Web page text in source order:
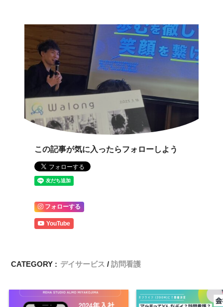
この記事が気に入ったらフォローしよう
フォローする
YouTube
CATEGORY : デイサービス 訪問看護